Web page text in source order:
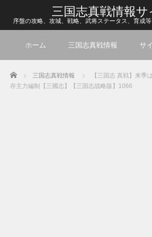
三国志真戦情報サ
序盤の攻略、攻城、戦略、武将ステータス、育成
ホーム 三国志真戦情報 サ
Home 三国志真戦情報
【三国志 真戦】来季
存主力編制【三國志】【三国志战略版】1066